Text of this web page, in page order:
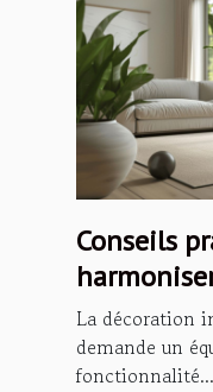
Conseils
La décoration
demande un
fonctionnalité...